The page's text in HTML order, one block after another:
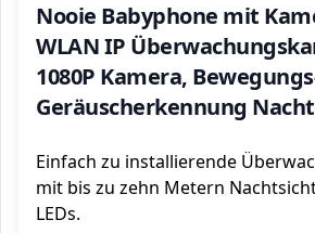
Nooie Babyphone mit
WLAN IP
1080P Kamera,
Geräuscherkennung
IOS/Android
Einfach zu installierende
mit bis zu zehn Metern
LEDs.